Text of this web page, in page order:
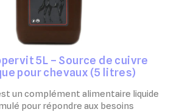
5L – Source de cuivre
pour chevaux (5 litres)
un complément alimentaire liquide
pour répondre aux besoins